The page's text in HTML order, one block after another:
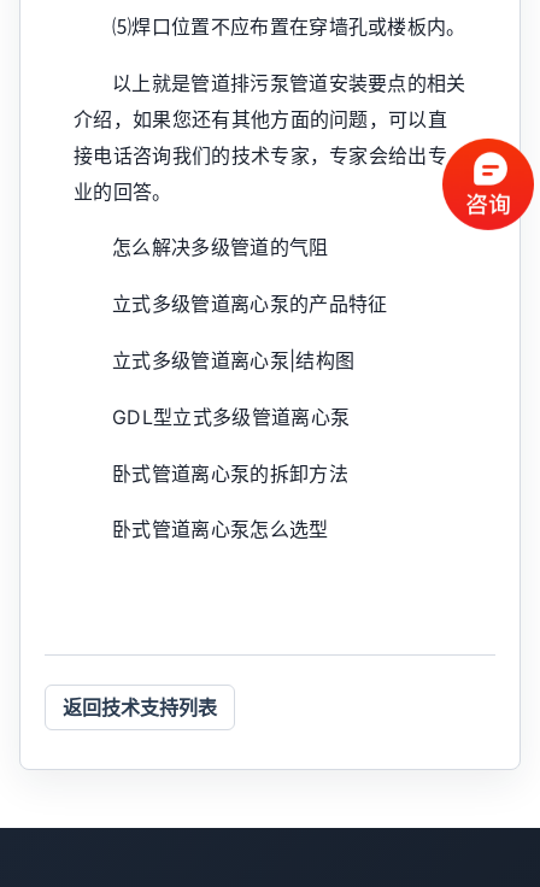
⑸焊口位置不应布置在穿墙孔或楼板内。
以上就是管道排污泵管道安装要点的相关
介绍，如果您还有其他方面的问题，可以直
接电话咨询我们的技术专家，专家会给出专
业的回答。
怎么解决多级管道的气阻
立式多级管道离心泵的产品特征
立式多级管道离心泵|结构图
GDL型立式多级管道离心泵
卧式管道离心泵的拆卸方法
卧式管道离心泵怎么选型
返回技术支持列表